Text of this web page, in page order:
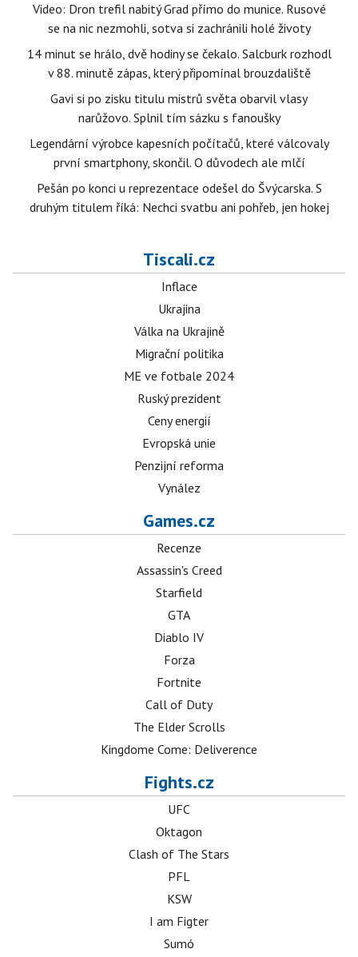
Video: Dron trefil nabitý Grad přímo do munice. Rusové
se na nic nezmohli, sotva si zachránili holé životy
14 minut se hrálo, dvě hodiny se čekalo. Salcburk rozhodl
v 88. minutě zápas, který připomínal brouzdaliště
Gavi si po zisku titulu mistrů světa obarvil vlasy
narůžovo. Splnil tím sázku s fanoušky
Legendární výrobce kapesních počítačů, které válcovaly
první smartphony, skončil. O důvodech ale mlčí
Pešán po konci u reprezentace odešel do Švýcarska. S
druhým titulem říká: Nechci svatbu ani pohřeb, jen hokej
Tiscali.cz
Inflace
Ukrajina
Válka na Ukrajině
Migrační politika
ME ve fotbale 2024
Ruský prezident
Ceny energií
Evropská unie
Penzijní reforma
Vynález
Games.cz
Recenze
Assassin's Creed
Starfield
GTA
Diablo IV
Forza
Fortnite
Call of Duty
The Elder Scrolls
Kingdome Come: Deliverence
Fights.cz
UFC
Oktagon
Clash of The Stars
PFL
KSW
I am Figter
Sumó